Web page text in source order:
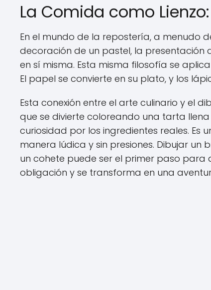
La Comida como
En el mundo de la repostería, a menudo
decoración de un pastel, la presentación
en sí misma. Esta misma filosofía se
El papel se convierte en su plato, y los
Esta conexión entre el arte culinario y el
que se divierte coloreando una tarta
curiosidad por los ingredientes reales. Es
manera lúdica y sin presiones. Dibujar
un cohete puede ser el primer paso para
obligación y se transforma en una